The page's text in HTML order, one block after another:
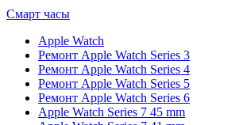
Смарт часы
Apple Watch
Ремонт Apple Watch Series 3
Ремонт Apple Watch Series 4
Ремонт Apple Watch Series 5
Ремонт Apple Watch Series 6
Apple Watch Series 7 45 mm